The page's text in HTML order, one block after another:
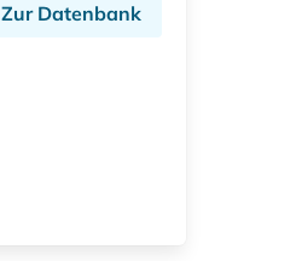
Zur Datenbank